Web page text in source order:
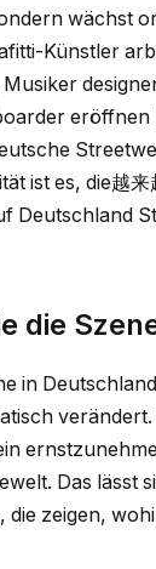
wächst
Künstler
eröffnen
ist es, die越来
Deutschland
die
in
verändert.
Das lässt
zeigen,